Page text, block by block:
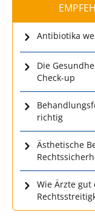
Antibiotika
Die
Check-up
richtig
Ästhetische
Wie Ärzte